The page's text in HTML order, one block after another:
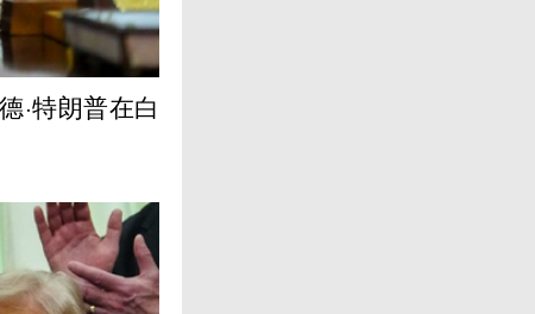
·特朗普在白